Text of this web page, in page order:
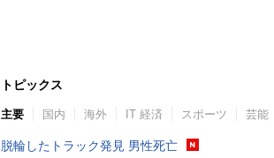
トピックス
主要 国内 海外 IT 経済 スポーツ 芸能
脱輪したトラック発見 男性死亡